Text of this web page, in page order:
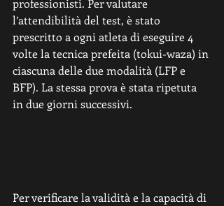
professionisti. Per valutare
l’attendibilità del test, è stato
prescritto a ogni atleta di eseguire 4
volte la tecnica prefeita (tokui-waza) in
ciascuna delle due modalità (LFP e
BFP). La stessa prova è stata ripetuta
in due giorni successivi.
Per verificare la validità e la capacità di